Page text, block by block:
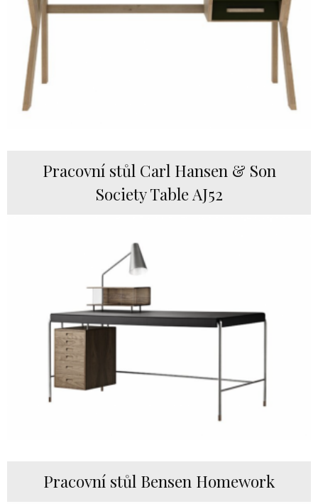
Pracovní stůl Carl Hansen & Son
Society Table AJ52
Pracovní stůl Bensen Homework